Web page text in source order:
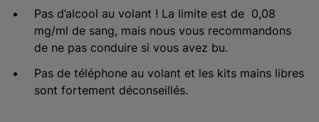
Pas d’alcool au volant ! La limite est de 0,08
mg/ml de sang, mais nous vous recommandons
de ne pas conduire si vous avez bu.
Pas de téléphone au volant et les kits mains libres
sont fortement déconseillés.